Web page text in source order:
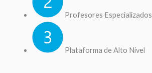
Profesores Especializados
Plataforma de Alto Nivel